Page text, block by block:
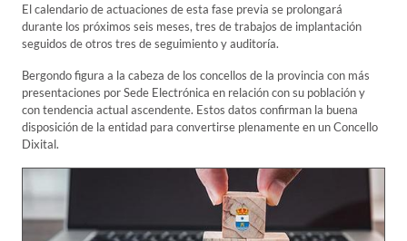
El calendario de actuaciones de esta fase previa se prolongará
durante los próximos seis meses, tres de trabajos de implantación
seguidos de otros tres de seguimiento y auditoría.
Bergondo figura a la cabeza de los concellos de la provincia con más
presentaciones por Sede Electrónica en relación con su población y
con tendencia actual ascendente. Estos datos confirman la buena
disposición de la entidad para convertirse plenamente en un Concello
Dixital.